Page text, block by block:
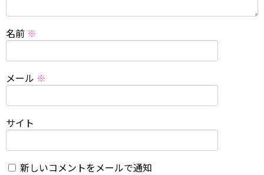
名前 ※
メール ※
サイト
新しいコメントをメールで通知